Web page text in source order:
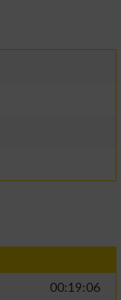
00:19:06